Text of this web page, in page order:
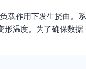
载作用下发生挠曲。系
形温度。为了确保数据